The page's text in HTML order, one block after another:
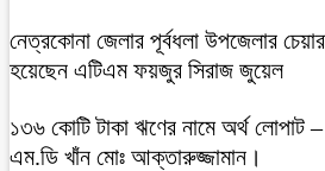
নেত্রকোনা জেলার পূর্বধলা উপজেলার
হয়েছেন এটিএম ফয়জুর সিরাজ জুয়েল
১৩৬ কোটি টাকা ঋণের নামে অর্থ
এম.ডি খাঁন মোঃ আক্তারুজ্জামান।